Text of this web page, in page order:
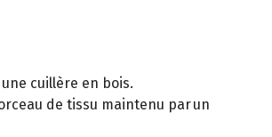
cuillère en bois.
de tissu maintenu par un